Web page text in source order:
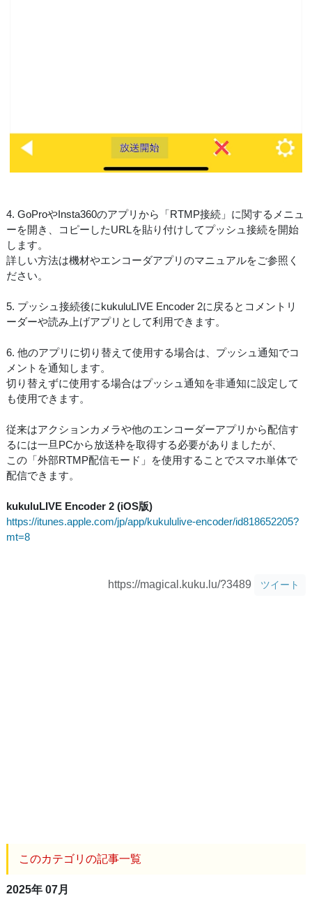
4. GoProやInsta360のアプリから「RTMP接続」に関するメニュ
ーを開き、コピーしたURLを貼り付けしてプッシュ接続を開始
します。
詳しい方法は機材やエンコーダアプリのマニュアルをご参照く
ださい。
5. プッシュ接続後にkukuluLIVE Encoder 2に戻るとコメントリ
ーダーや読み上げアプリとして利用できます。
6. 他のアプリに切り替えて使用する場合は、プッシュ通知でコ
メントを通知します。
切り替えずに使用する場合はプッシュ通知を非通知に設定して
も使用できます。
従来はアクションカメラや他のエンコーダーアプリから配信す
るには一旦PCから放送枠を取得する必要がありましたが、
この「外部RTMP配信モード」を使用することでスマホ単体で
配信できます。
kukuluLIVE Encoder 2 (iOS版)
https://itunes.apple.com/jp/app/kukululive-encoder/id818652205?
mt=8
https://magical.kuku.lu/?3489 ツイート
このカテゴリの記事一覧
2025年 07月